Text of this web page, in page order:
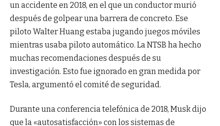
un accidente en 2018, en el que un conductor murió
después de golpear una barrera de concreto. Ese
piloto Walter Huang estaba jugando juegos móviles
mientras usaba piloto automático. La NTSB ha hecho
muchas recomendaciones después de su
investigación. Esto fue ignorado en gran medida por
Tesla, argumentó el comité de seguridad.
Durante una conferencia telefónica de 2018, Musk dijo
que la «autosatisfacción» con los sistemas de